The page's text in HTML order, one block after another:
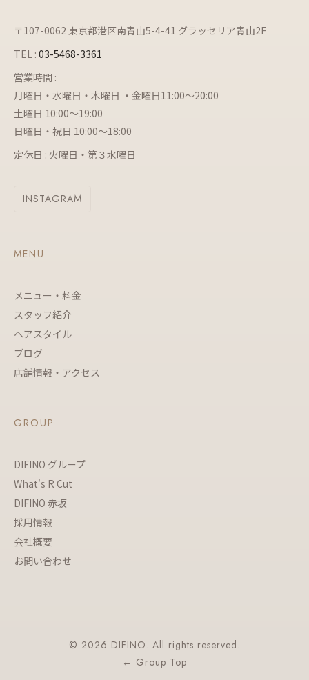
〒107-0062 東京都港区南青山5-4-41 グラッセリア青山2F
TEL : 03-5468-3361
営業時間 :
月曜日・水曜日・木曜日 ・金曜日11:00～20:00
土曜日 10:00～19:00
日曜日・祝日 10:00～18:00
定休日 : 火曜日・第３水曜日
INSTAGRAM
MENU
メニュー・料金
スタッフ紹介
ヘアスタイル
ブログ
店舗情報・アクセス
GROUP
DIFINO グループ
What's R Cut
DIFINO 赤坂
採用情報
会社概要
お問い合わせ
© 2026 DIFINO. All rights reserved.
← Group Top